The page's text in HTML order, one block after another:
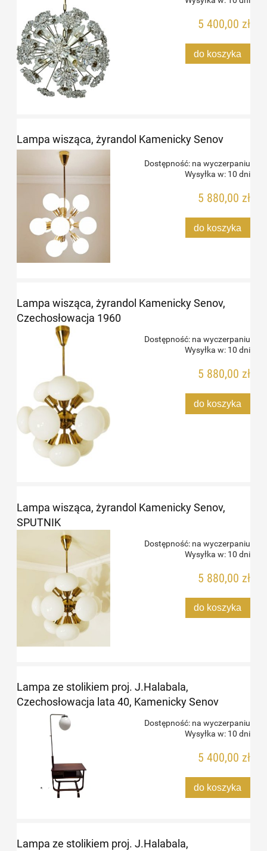
5 400,00 zł
do koszyka
Lampa wisząca, żyrandol Kamenicky Senov
Dostępność: na wyczerpaniu
Wysyłka w: 10 dni
5 880,00 zł
do koszyka
Lampa wisząca, żyrandol Kamenicky Senov,
Czechosłowacja 1960
Dostępność: na wyczerpaniu
Wysyłka w: 10 dni
5 880,00 zł
do koszyka
Lampa wisząca, żyrandol Kamenicky Senov,
SPUTNIK
Dostępność: na wyczerpaniu
Wysyłka w: 10 dni
5 880,00 zł
do koszyka
Lampa ze stolikiem proj. J.Halabala,
Czechosłowacja lata 40, Kamenicky Senov
Dostępność: na wyczerpaniu
Wysyłka w: 10 dni
5 400,00 zł
do koszyka
Lampa ze stolikiem proj. J.Halabala,